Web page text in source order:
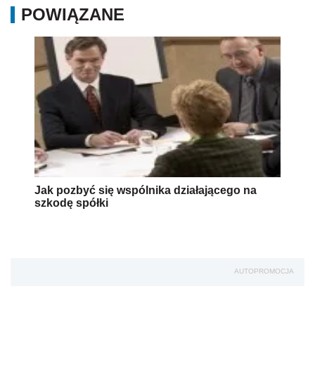
POWIĄZANE
Jak pozbyć się wspólnika działającego na
szkodę spółki
AUTOPROMOCJA